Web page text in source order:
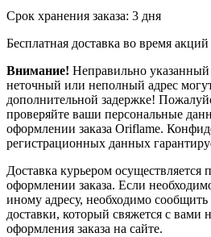
Срок хранения заказа: 3 дня
Бесплатная доставка во время акций
Внимание! Неправильно
неточный или неполный адрес
дополнительной задержке!
проверяйте ваши персональные
оформлении заказа Oriflame.
регистрационных данных
Доставка курьером осуществляется
оформлении заказа. Если
иному адресу, необходимо
доставки, который свяжется с вами
оформления заказа на сайте.